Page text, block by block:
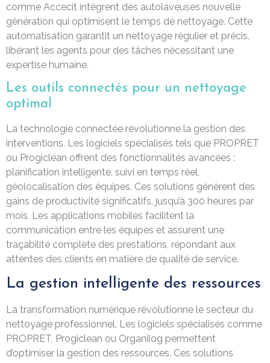
comme Accecit intègrent des autolaveuses nouvelle
génération qui optimisent le temps de nettoyage. Cette
automatisation garantit un nettoyage régulier et précis,
libérant les agents pour des tâches nécessitant une
expertise humaine.
Les outils connectés pour un nettoyage
optimal
La technologie connectée révolutionne la gestion des
interventions. Les logiciels spécialisés tels que PROPRET
ou Progiclean offrent des fonctionnalités avancées :
planification intelligente, suivi en temps réel,
géolocalisation des équipes. Ces solutions génèrent des
gains de productivité significatifs, jusqu’à 300 heures par
mois. Les applications mobiles facilitent la
communication entre les équipes et assurent une
traçabilité complète des prestations, répondant aux
attentes des clients en matière de qualité de service.
La gestion intelligente des ressources
La transformation numérique révolutionne le secteur du
nettoyage professionnel. Les logiciels spécialisés comme
PROPRET, Progiclean ou Organilog permettent
d’optimiser la gestion des ressources. Ces solutions